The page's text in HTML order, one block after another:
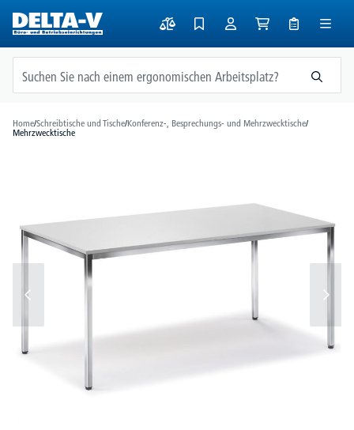
springen
Home/Schreibtische und Tische/Konferenz-, Besprechungs- und Mehrzwecktische/
Mehrzwecktische